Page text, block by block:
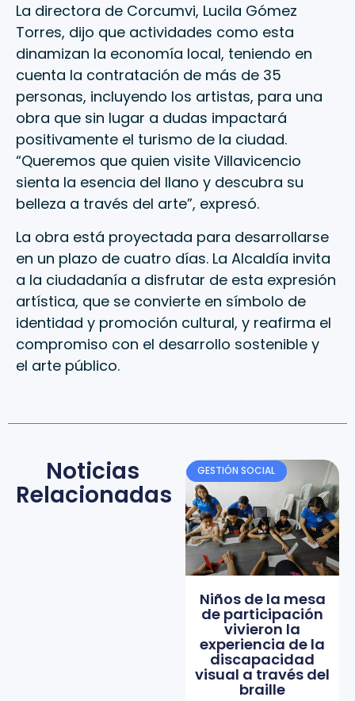
La directora de Corcumvi, Lucila Gómez
Torres, dijo que actividades como esta
dinamizan la economía local, teniendo en
cuenta la contratación de más de 35
personas, incluyendo los artistas, para una
obra que sin lugar a dudas impactará
positivamente el turismo de la ciudad.
“Queremos que quien visite Villavicencio
sienta la esencia del llano y descubra su
belleza a través del arte”, expresó.
La obra está proyectada para desarrollarse
en un plazo de cuatro días. La Alcaldía invita
a la ciudadanía a disfrutar de esta expresión
artística, que se convierte en símbolo de
identidad y promoción cultural, y reafirma el
compromiso con el desarrollo sostenible y
el arte público.
Noticias
Relacionadas
GESTIÓN SOCIAL
Niños de la mesa
de participación
vivieron la
experiencia de la
discapacidad
visual a través del
braille